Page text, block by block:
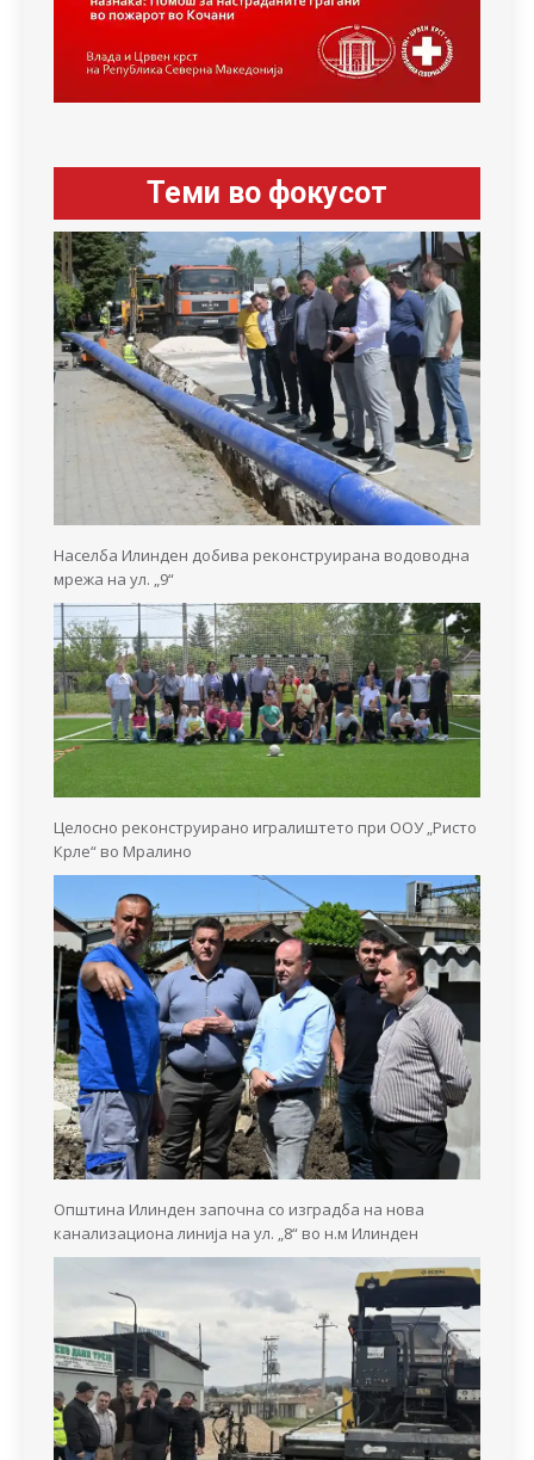
Теми во фокусот
Населба Илинден добива реконструирана водоводна
мрежа на ул. „9“
Целосно реконструирано игралиштето при ООУ „Ристо
Крле“ во Мралино
Општина Илинден започна со изградба на нова
канализациона линија на ул. „8“ во н.м Илинден